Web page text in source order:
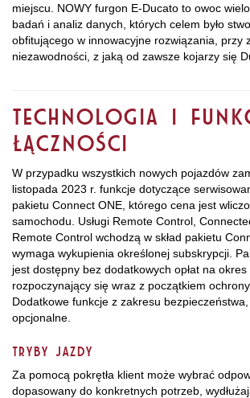
miejscu. NOWY furgon E-Ducato to owoc
badań i analiz danych, których celem było
obfitującego w innowacyjne rozwiązania, przy
niezawodności, z jaką od zawsze kojarzy się
TECHNOLOGIA I
ŁĄCZNOŚCI
W przypadku wszystkich nowych pojazdów
listopada 2023 r. funkcje dotyczące
pakietu Connect ONE, którego cena jest
samochodu. Usługi Remote Control,
Remote Control wchodzą w skład pakietu
wymaga wykupienia określonej subskrypcji.
jest dostępny bez dodatkowych opłat na okres
rozpoczynający się wraz z początkiem
Dodatkowe funkcje z zakresu
opcjonalne.
Tryby jazdy
Za pomocą pokrętła klient może wybrać
dopasowany do konkretnych potrzeb,